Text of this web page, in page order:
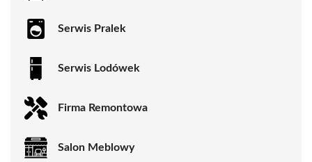
Serwis Pralek
Serwis Lodówek
Firma Remontowa
Salon Meblowy